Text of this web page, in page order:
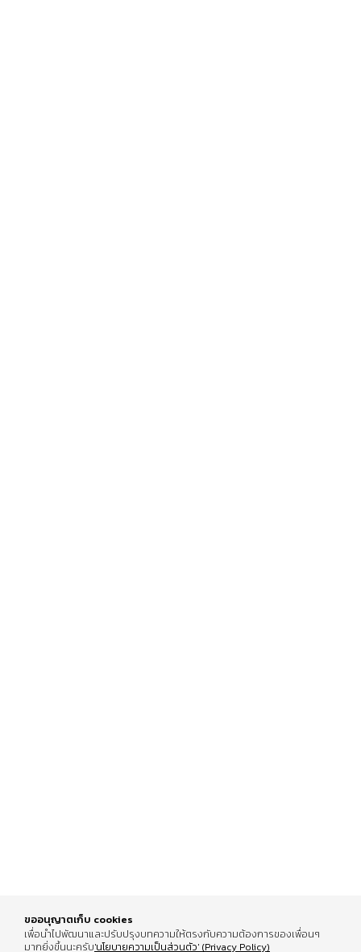
ขออนุญาตเก็บ cookies
เพื่อนำไปพัฒนาและปรับปรุงบทความให้ตรงกับความต้องการของเพื่อนๆ
มากยิ่งขึ้นนะครับ'นโยบายความเป็นส่วนตัว' (Privacy Policy)